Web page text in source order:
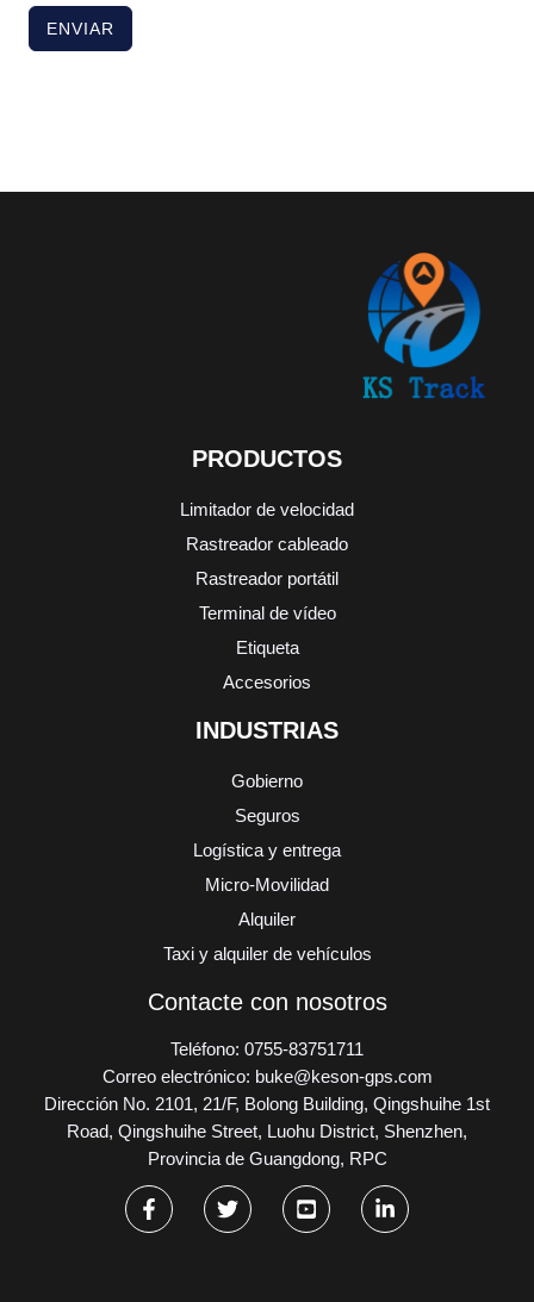
ENVIAR
PRODUCTOS
Limitador de velocidad
Rastreador cableado
Rastreador portátil
Terminal de vídeo
Etiqueta
Accesorios
INDUSTRIAS
Gobierno
Seguros
Logística y entrega
Micro-Movilidad
Alquiler
Taxi y alquiler de vehículos
Contacte con nosotros
Teléfono: 0755-83751711
Correo electrónico: buke@keson-gps.com
Dirección No. 2101, 21/F, Bolong Building, Qingshuihe 1st
Road, Qingshuihe Street, Luohu District, Shenzhen,
Provincia de Guangdong, RPC